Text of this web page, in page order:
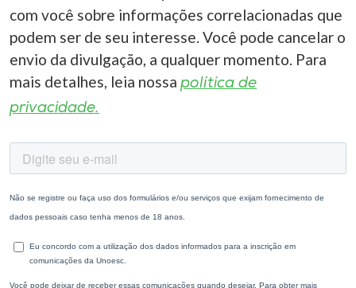
com você sobre informações correlacionadas que
podem ser de seu interesse. Você pode cancelar o
envio da divulgação, a qualquer momento. Para
mais detalhes, leia nossa política de
privacidade.